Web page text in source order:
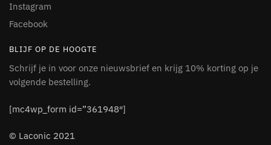
Instagram
Facebook
BLIJF OP DE HOOGTE
Schrijf je in voor onze nieuwsbrief en krijg 10% korting op je
volgende bestelling.
[mc4wp_form id=”361948″]
© Laconic 2021